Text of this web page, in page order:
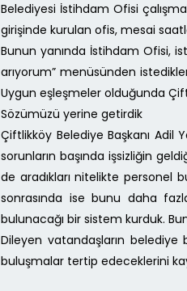
Belediyesi İstihdam Ofisi
girişinde kurulan ofis, mesai
Bunun yanında İstihdam Ofisi,
arıyorum” menüsünden
Uygun eşleşmeler olduğunda
Sözümüzü yerine getirdik
Çiftlikköy Belediye Başkanı
sorunların başında işsizliğin
de aradıkları nitelikte personel
sonrasında ise bunu daha
bulunacağı bir sistem kurduk.
Dileyen vatandaşların
buluşmalar tertip edeceklerini